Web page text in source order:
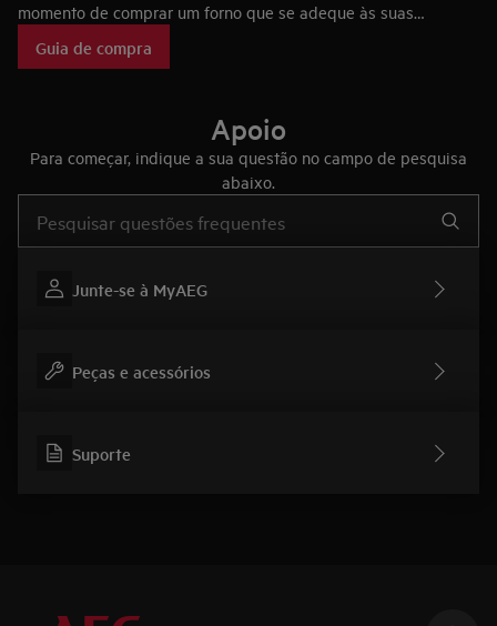
momento de comprar um forno que se adeque às suas
fazem deles eletrodomésticos únicos no mercado.
Guia de compra
Apoio
Para começar, indique a sua questão no campo de pesquisa
abaixo.
Junte-se à MyAEG
Peças e acessórios
Suporte